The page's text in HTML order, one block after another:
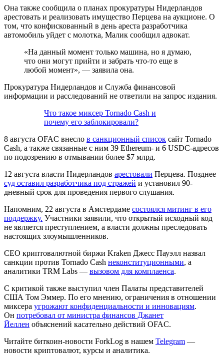
Она также сообщила о планах прокуратуры Нидерландов
арестовать и реализовать имущество Перцева на аукционе. О
том, что конфискованный в день ареста разработчика
автомобиль уйдет с молотка, Малик сообщил адвокат.
«На данный момент только машина, но я думаю,
что они могут прийти и забрать что-то еще в
любой момент», — заявила она.
Прокуратура Нидерландов и Служба финансовой
информации и расследований не ответили на запрос издания.
Что такое миксер Tornado Cash и
почему его заблокировали?
8 августа OFAC внесло в санкционный список сайт Tornado
Cash, а также связанные с ним 39 Ethereum- и 6 USDC-адресов
по подозрению в отмывании более $7 млрд.
12 августа власти Нидерландов арестовали Перцева. Позднее
суд оставил разработчика под стражей и установил 90-
дневный срок для проведения первого слушания.
Напомним, 22 августа в Амстердаме состоялся митинг в его
поддержку. Участники заявили, что открытый исходный код
не является преступлением, а власти должны преследовать
настоящих злоумышленников.
CEO криптовалютной биржи Kraken Джесс Пауэлл назвал
санкции против Tornado Cash неконституционными, а
аналитики TRM Labs — вызовом для комплаенса.
С критикой также выступил член Палаты представителей
США Том Эммер. По его мнению, ограничения в отношении
миксера угрожают конфиденциальности и инновациям.
Он потребовал от министра финансов Джанет
Йеллен объяснений касательно действий OFAC.
Читайте биткоин-новости ForkLog в нашем Telegram —
новости криптовалют, курсы и аналитика.